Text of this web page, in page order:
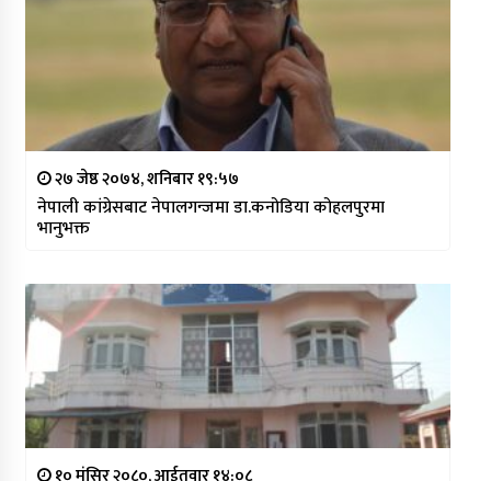
२७ जेष्ठ २०७४, शनिबार १९:५७
नेपाली कांग्रेसबाट नेपालगन्जमा डा.कनोडिया कोहलपुरमा
भानुभक्त